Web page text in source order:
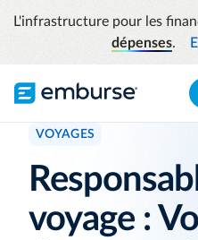
L'infrastructure pour les
dépenses.
VOYAGES
voyage :